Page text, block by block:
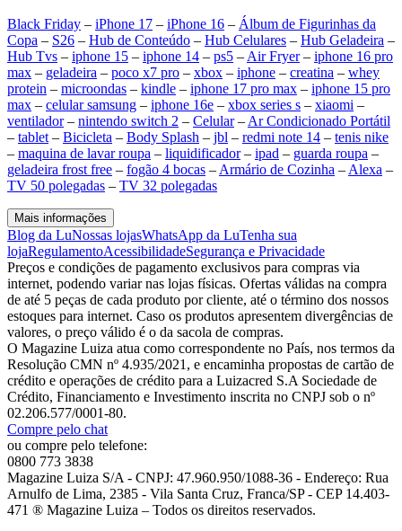
Black Friday – iPhone 17 – iPhone 16 – Álbum de Figurinhas da
Copa – S26 – Hub de Conteúdo – Hub Celulares – Hub Geladeira –
Hub Tvs – iphone 15 – iphone 14 – ps5 – Air Fryer– iphone 16 pro
max – geladeira – poco x7 pro – xbox – iphone – creatina – whey
protein – microondas – kindle – iphone 17 pro max – iphone 15 pro
max – celular samsung – iphone 16e – xbox series s – xiaomi –
ventilador– nintendo switch 2 – Celular– Ar Condicionado Portátil
– tablet – Bicicleta – Body Splash – jbl – redmi note 14 – tenis nike
– maquina de lavar roupa – liquidificador– ipad – guarda roupa –
geladeira frost free – fogão 4 bocas – Armário de Cozinha – Alexa –
TV 50 polegadas – TV 32 polegadas
Mais informações
Blog da LuNossas lojasWhatsApp da LuTenha sua
lojaRegulamentoAcessibilidadeSegurança e Privacidade
Preços e condições de pagamento exclusivos para compras via
internet, podendo variar nas lojas físicas. Ofertas válidas na compra
de até 5 peças de cada produto por cliente, até o término dos nossos
estoques para internet. Caso os produtos apresentem divergências de
valores, o preço válido é o da sacola de compras.
O Magazine Luiza atua como correspondente no País, nos termos da
Resolução CMN nº 4.935/2021, e encaminha propostas de cartão de
crédito e operações de crédito para a Luizacred S.A Sociedade de
Crédito, Financiamento e Investimento inscrita no CNPJ sob o nº
02.206.577/0001-80.
Compre pelo chat
ou compre pelo telefone:
0800 773 3838
Magazine Luiza S/A - CNPJ: 47.960.950/1088-36 - Endereço: Rua
Arnulfo de Lima, 2385 - Vila Santa Cruz, Franca/SP - CEP 14.403-
471 ® Magazine Luiza – Todos os direitos reservados.